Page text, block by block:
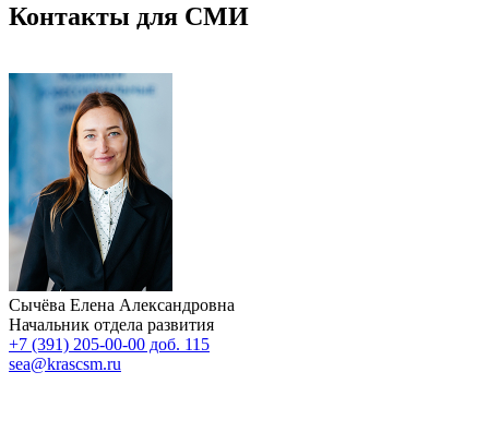
Контакты для СМИ
Сычёва Елена Александровна
Начальник отдела развития
+7 (391) 205-00-00 доб. 115
sea@krascsm.ru